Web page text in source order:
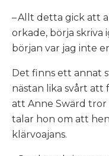
– Allt detta gick att
orkade, börja skriva
början var jag inte
Det finns ett annat
nästan lika svårt att
att Anne Swärd
talar hon om att
klärvoajans.